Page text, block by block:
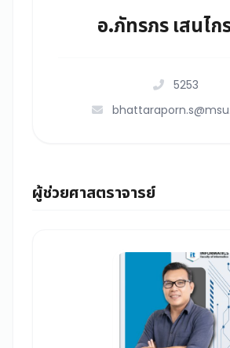
อ.ภัทรภร เสนไก
5253
ผู้ช่วยศาสตราจารย์